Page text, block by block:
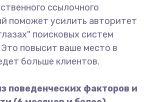
ссылочного
поможет усилить авторитет
поисковых систем
Это повысит ваше место в
больше клиентов.
поведенческих факторов и